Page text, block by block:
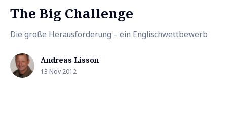
The Big Challenge
Die große Herausforderung – ein Englischwettbewerb
Andreas Lisson
13 Nov 2012